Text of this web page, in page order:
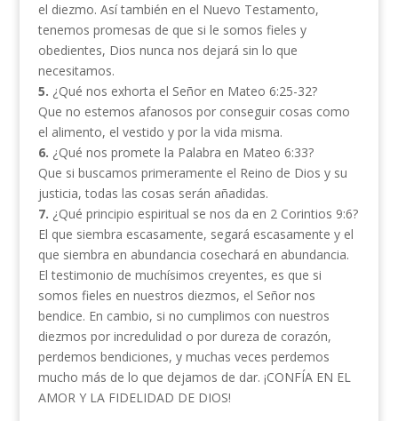
el diezmo. Así también en el Nuevo Testamento,
tenemos promesas de que si le somos fieles y
obedientes, Dios nunca nos dejará sin lo que
necesitamos.
5. ¿Qué nos exhorta el Señor en Mateo 6:25-32?
Que no estemos afanosos por conseguir cosas como
el alimento, el vestido y por la vida misma.
6. ¿Qué nos promete la Palabra en Mateo 6:33?
Que si buscamos primeramente el Reino de Dios y su
justicia, todas las cosas serán añadidas.
7. ¿Qué principio espiritual se nos da en 2 Corintios 9:6?
El que siembra escasamente, segará escasamente y el
que siembra en abundancia cosechará en abundancia.
El testimonio de muchísimos creyentes, es que si
somos fieles en nuestros diezmos, el Señor nos
bendice. En cambio, si no cumplimos con nuestros
diezmos por incredulidad o por dureza de corazón,
perdemos bendiciones, y muchas veces perdemos
mucho más de lo que dejamos de dar. ¡CONFÍA EN EL
AMOR Y LA FIDELIDAD DE DIOS!